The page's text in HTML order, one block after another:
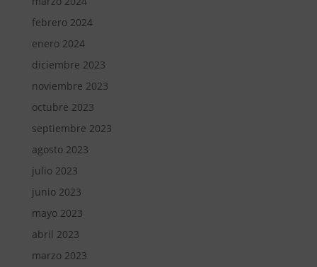
febrero 2024
enero 2024
diciembre 2023
noviembre 2023
octubre 2023
septiembre 2023
agosto 2023
julio 2023
junio 2023
mayo 2023
abril 2023
marzo 2023